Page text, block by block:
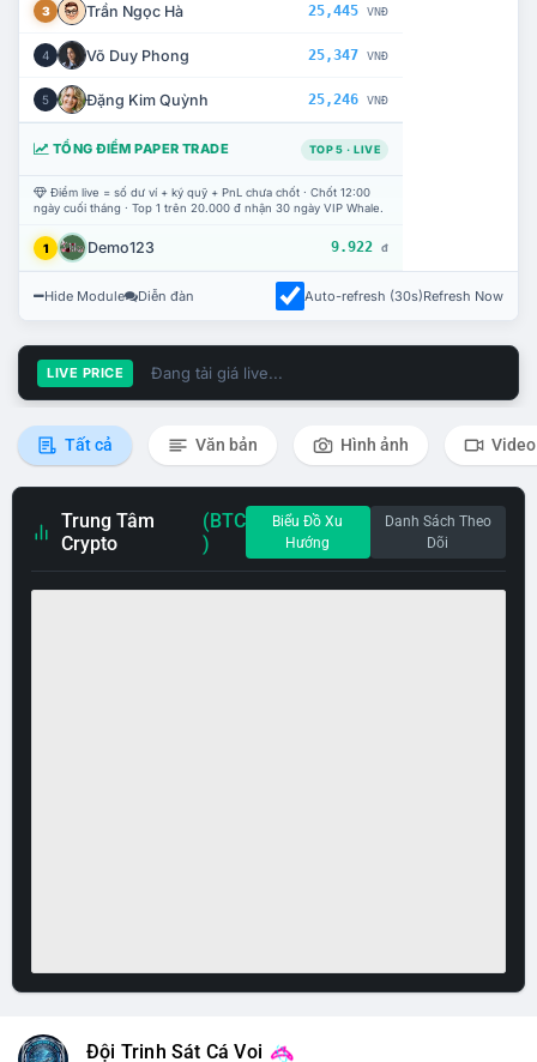
3 Trần Ngọc Hà 25,445 VNĐ
4 Võ Duy Phong 25,347 VNĐ
5 Đặng Kim Quỳnh 25,246 VNĐ
TỔNG ĐIỂM PAPER TRADE TOP 5 · LIVE
Điểm live = số dư ví + ký quỹ + PnL chưa chốt · Chốt 12:00
ngày cuối tháng · Top 1 trên 20.000 đ nhận 30 ngày VIP Whale.
1 Demo123 9.922 đ
Hide Module Diễn đàn Auto-refresh (30s)Refresh Now
LIVE PRICE Đang tải giá live...
Tất cả Văn bản Hình ảnh Video
Trung Tâm
Crypto
(BTC
)
Biểu Đồ Xu
Hướng
Danh Sách Theo
Dõi
Đội Trinh Sát Cá Voi